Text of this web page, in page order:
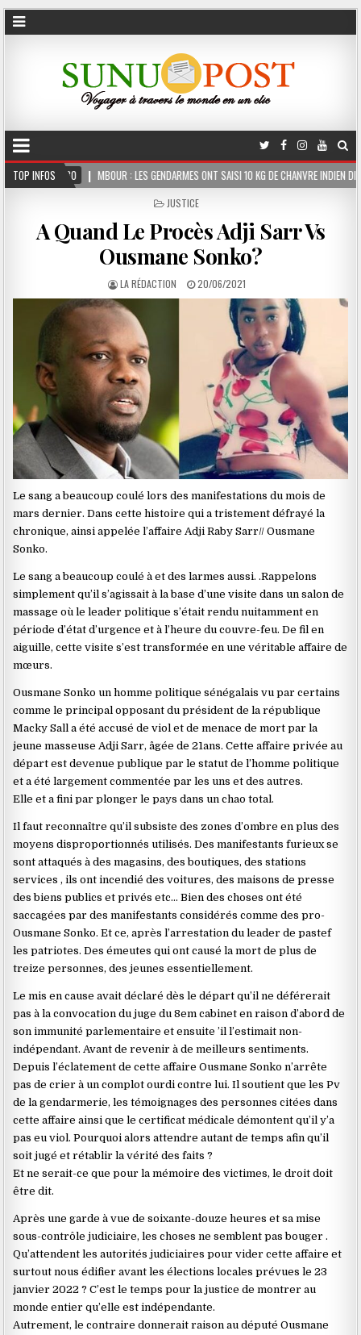
TOP INFOS
: LES GENDARMES ONT SAISI 10 KG DE CHANVRE INDIEN DISSIMULÉS DANS LE COFFRE
POSTED
JUSTICE
A Quand Le Procès Adji Sarr Vs
Ousmane Sonko?
LA RÉDACTION 20/06/2021
Le sang a beaucoup coulé lors des manifestations du mois de
mars dernier. Dans cette histoire qui a tristement défrayé la
chronique, ainsi appelée l’affaire Adji Raby Sarr// Ousmane
Sonko.
Le sang a beaucoup coulé à et des larmes aussi. .Rappelons
simplement qu’il s’agissait à la base d’une visite dans un salon de
massage où le leader politique s’était rendu nuitamment en
période d’état d’urgence et à l’heure du couvre-feu. De fil en
aiguille, cette visite s’est transformée en une véritable affaire de
mœurs.
Ousmane Sonko un homme politique sénégalais vu par certains
comme le principal opposant du président de la république
Macky Sall a été accusé de viol et de menace de mort par la
jeune masseuse Adji Sarr, âgée de 21ans. Cette affaire privée au
départ est devenue publique par le statut de l’homme politique
et a été largement commentée par les uns et des autres.
Elle et a fini par plonger le pays dans un chao total.
Il faut reconnaître qu’il subsiste des zones d’ombre en plus des
moyens disproportionnés utilisés. Des manifestants furieux se
sont attaqués à des magasins, des boutiques, des stations
services , ils ont incendié des voitures, des maisons de presse
des biens publics et privés etc… Bien des choses ont été
saccagées par des manifestants considérés comme des pro-
Ousmane Sonko. Et ce, après l’arrestation du leader de pastef
les patriotes. Des émeutes qui ont causé la mort de plus de
treize personnes, des jeunes essentiellement.
Le mis en cause avait déclaré dès le départ qu’il ne déférerait
pas à la convocation du juge du 8em cabinet en raison d’abord de
son immunité parlementaire et ensuite ’il l’estimait non-
indépendant. Avant de revenir à de meilleurs sentiments.
Depuis l’éclatement de cette affaire Ousmane Sonko n’arrête
pas de crier à un complot ourdi contre lui. Il soutient que les Pv
de la gendarmerie, les témoignages des personnes citées dans
cette affaire ainsi que le certificat médicale démontent qu’il y’a
pas eu viol. Pourquoi alors attendre autant de temps afin qu’il
soit jugé et rétablir la vérité des faits ?
Et ne serait-ce que pour la mémoire des victimes, le droit doit
être dit.
Après une garde à vue de soixante-douze heures et sa mise
sous-contrôle judiciaire, les choses ne semblent pas bouger .
Qu’attendent les autorités judiciaires pour vider cette affaire et
surtout nous édifier avant les élections locales prévues le 23
janvier 2022 ? C’est le temps pour la justice de montrer au
monde entier qu’elle est indépendante.
Autrement, le contraire donnerait raison au député Ousmane